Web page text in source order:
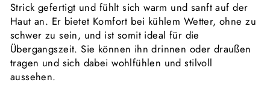
Strick gefertigt und fühlt sich warm und sanft auf der
Haut an. Er bietet Komfort bei kühlem Wetter, ohne zu
schwer zu sein, und ist somit ideal für die
Übergangszeit. Sie können ihn drinnen oder draußen
tragen und sich dabei wohlfühlen und stilvoll
aussehen.